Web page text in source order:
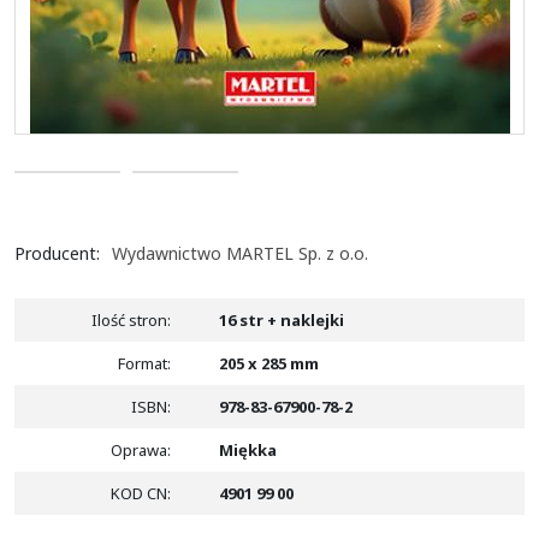
Producent: Wydawnictwo MARTEL Sp. z o.o.
Ilość stron:
16 str + naklejki
Format:
205 x 285 mm
ISBN:
978-83-67900-78-2
Oprawa:
Miękka
KOD CN: 4901 99 00